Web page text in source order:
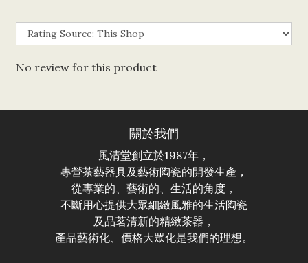
No review for this product
關於我們
風清堂創立於1987年，
專營茶藝器具及藝術陶瓷的開發生產，
從專業的、藝術的、生活的角度，
不斷用心提供大眾細緻風雅的生活陶瓷
及品茗清新的精緻茶器，
產品藝術化、價格大眾化是我們的理想。